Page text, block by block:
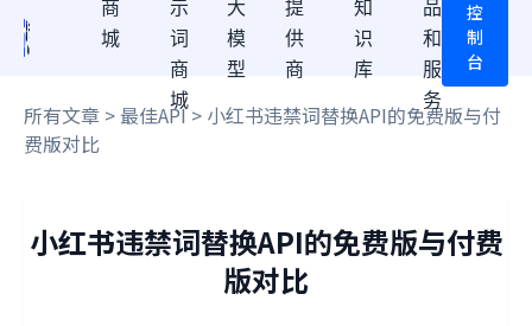
商
城
示
词
商
城
大
模
型
提
供
商
知
识
库
品
和
服
务
控
制
台
所有文章 > 最佳API> 小红书违禁词替换API的免费版与付
费版对比
小红书违禁词替换API的免费版与付费
版对比